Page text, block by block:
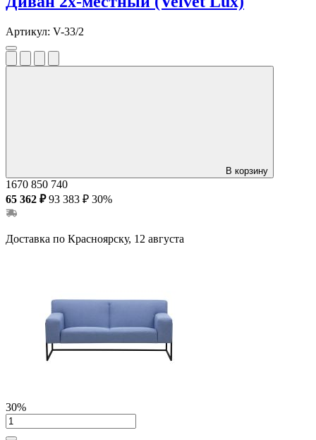
Артикул: V-33/2
В корзину
1670 850 740
65 362 ₽ 93 383 ₽ 30%
Доставка по Красноярску, 12 августа
30%